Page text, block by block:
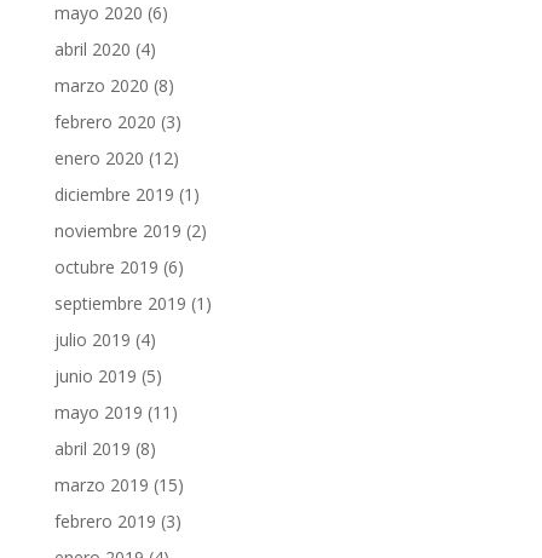
mayo 2020 (6)
abril 2020 (4)
marzo 2020 (8)
febrero 2020 (3)
enero 2020 (12)
diciembre 2019 (1)
noviembre 2019 (2)
octubre 2019 (6)
septiembre 2019 (1)
julio 2019 (4)
junio 2019 (5)
mayo 2019 (11)
abril 2019 (8)
marzo 2019 (15)
febrero 2019 (3)